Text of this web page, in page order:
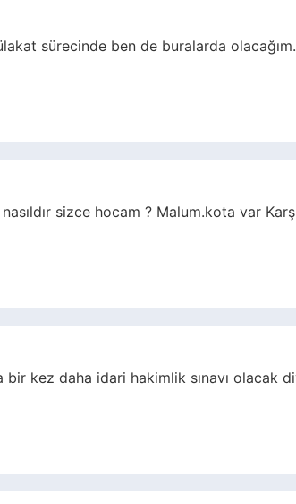
sürecinde ben de buralarda olacağım.
sizce hocam ? Malum.kota var
bir kez daha idari hakimlik sınavı olacak